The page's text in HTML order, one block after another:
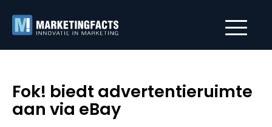
Fok! biedt advertentieruimte
aan via eBay